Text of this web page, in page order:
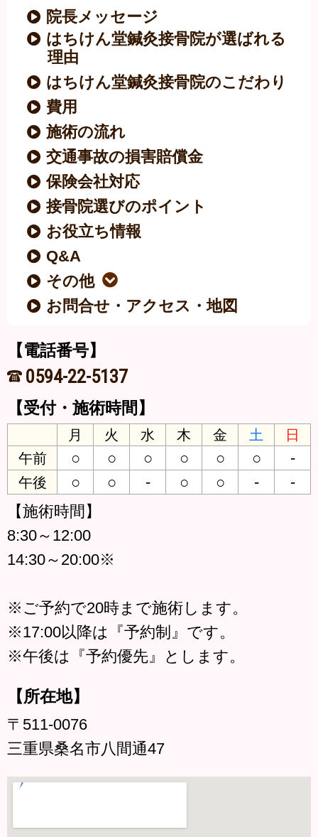
院長メッセージ
はちけん堂鍼灸接骨院が選ばれる
理由
はちけん堂鍼灸接骨院のこだわり
費用
施術の流れ
交通事故の損害賠償金
保険会社対応
接骨院選びのポイント
お役立ち情報
Q&A
その他
お問合せ・アクセス・地図
【電話番号】
0594-22-5137
【受付・施術時間】
月 火 水 木 金 土
日
午前
○ ○ ○ ○ ○ ○ -
午後 ○ ○ - ○ ○ -
-
【施術時間】
8:30～12:00
14:30～20:00※
※ご予約で20時まで施術します。
※17:00以降は『予約制』です。
※午後は『予約優先』とします。
【所在地】
〒511-0076
三重県桑名市八間通47